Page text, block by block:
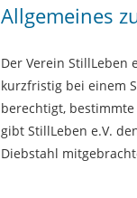
Allgemeines
Der Verein StillLeben
kurzfristig bei einem
berechtigt,
gibt StillLeben e.V.
Diebstahl